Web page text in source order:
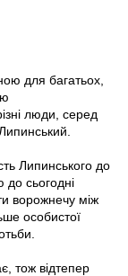
для багатьох,
люди, серед
Липинського до
до сьогодні
ворожнечу між
особистої
тож відтепер